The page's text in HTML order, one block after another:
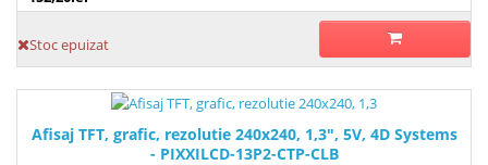
Stoc epuizat
Afisaj TFT, grafic, rezolutie 240x240, 1,3", 5V, 4D Systems
- PIXXILCD-13P2-CTP-CLB